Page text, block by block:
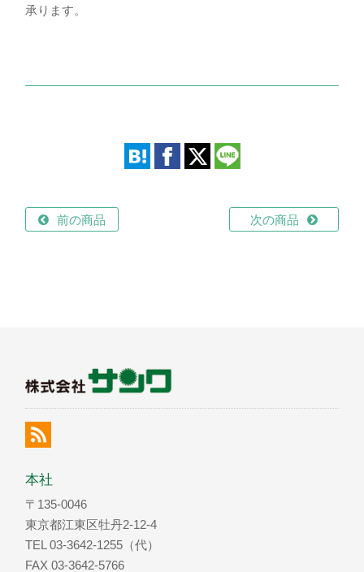
承ります。
前の商品 次の商品
本社
〒135-0046
東京都江東区牡丹2-12-4
TEL 03-3642-1255（代）
FAX 03-3642-5766